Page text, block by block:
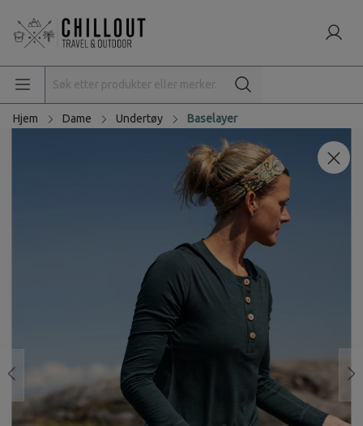
Hjem Dame Undertøy Baselayer